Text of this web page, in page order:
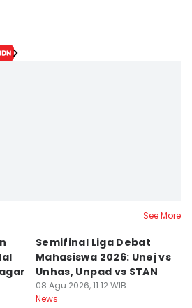
See More
Semifinal Liga Debat
Mahasiswa 2026: Unej vs
Unhas, Unpad vs STAN
08 Agu 2026, 11:12 WIB
News